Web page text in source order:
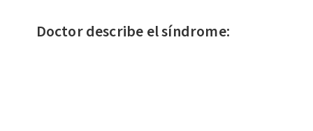
Doctor describe el síndrome: